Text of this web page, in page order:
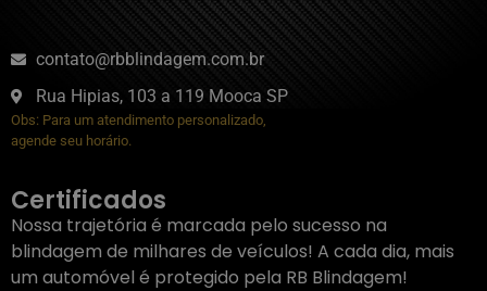
contato@rbblindagem.com.br
Rua Hipias, 103 a 119 Mooca SP
Obs: Para um atendimento personalizado,
agende seu horário.
Certificados
Nossa trajetória é marcada pelo sucesso na
blindagem de milhares de veículos! A cada dia, mais
um automóvel é protegido pela RB Blindagem!